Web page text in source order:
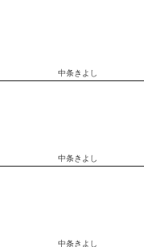
中条きよし
中条きよし
中条きよし